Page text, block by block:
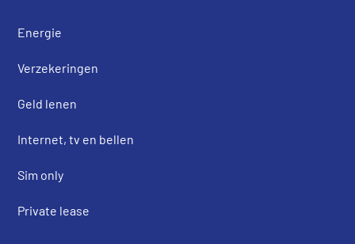
Energie
Verzekeringen
Geld lenen
Internet, tv en bellen
Sim only
Private lease